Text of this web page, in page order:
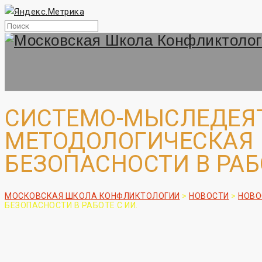
СИСТЕМО-
МЕТОДОЛОГИЧЕСКАЯ
БЕЗОПАСНОСТИ В
МОСКОВСКАЯ ШКОЛА КОНФЛИКТОЛОГИИ > НОВОСТИ >
БЕЗОПАСНОСТИ В РАБОТЕ С ИИ.